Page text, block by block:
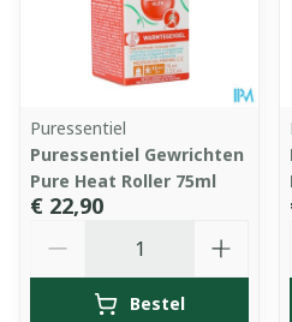
Puressentiel
Puressentiel Gewrichten
Pure Heat Roller 75ml
€ 22,90
Bestel